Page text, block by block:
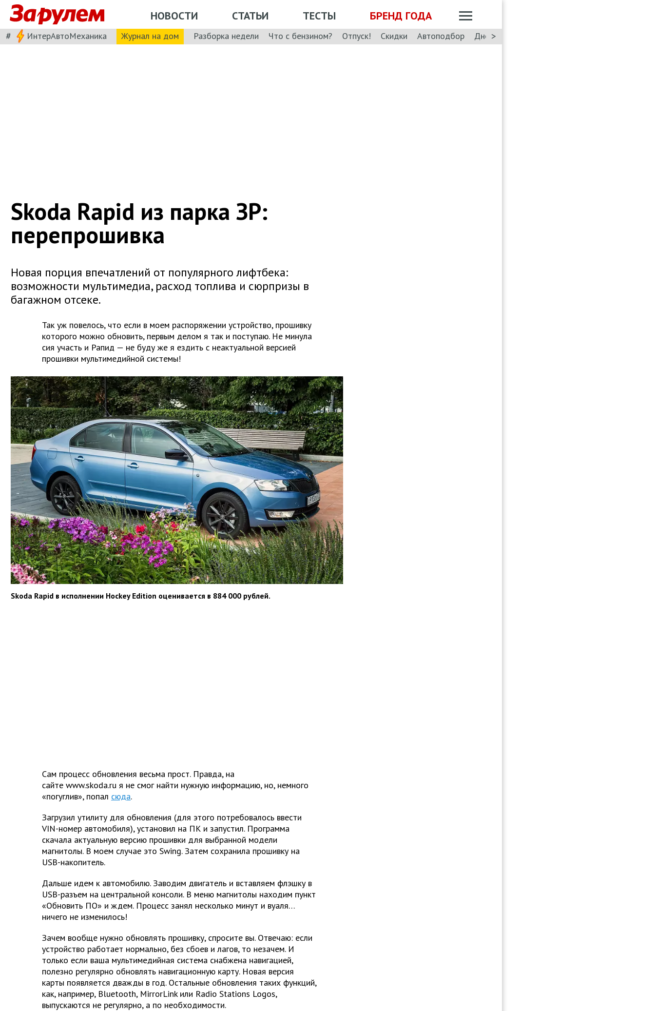
НОВОСТИ СТАТЬИ ТЕСТЫ БРЕНД ГОДА
# ИнтерАвтоМеханика Журнал на дом Разборка недели Что с бензином? Отпуск! Скидки Автоподбор Дневник: Лада Искра
>
Skoda Rapid из парка ЗР:
перепрошивка
Новая порция впечатлений от популярного лифтбека:
возможности мультимедиа, расход топлива и сюрпризы в
багажном отсеке.
Так уж повелось, что если в моем распоряжении устройство, прошивку
которого можно обновить, первым делом я так и поступаю. Не минула
сия участь и Рапид — не буду же я ездить с неактуальной версией
прошивки мультимедийной системы!
Skoda Rapid в исполнении Hockey Edition оценивается в 884 000 рублей.
Сам процесс обновления весьма прост. Правда, на
сайте www.skoda.ru я не смог найти нужную информацию, но, немного
«погуглив», попал сюда.
Загрузил утилиту для обновления (для этого потребовалось ввести
VIN-номер автомобиля), установил на ПК и запустил. Программа
скачала актуальную версию прошивки для выбранной модели
магнитолы. В моем случае это Swing. Затем сохранила прошивку на
USB-накопитель.
Дальше идем к автомобилю. Заводим двигатель и вставляем флэшку в
USB-разъем на центральной консоли. В меню магнитолы находим пункт
«Обновить ПО» и ждем. Процесс занял несколько минут и вуаля…
ничего не изменилось!
Зачем вообще нужно обновлять прошивку, спросите вы. Отвечаю: если
устройство работает нормально, без сбоев и лагов, то незачем. И
только если ваша мультимедийная система снабжена навигацией,
полезно регулярно обновлять навигационную карту. Новая версия
карты появляется дважды в год. Остальные обновления таких функций,
как, например, Bluetooth, MirrorLink или Radio Stations Logos,
выпускаются не регулярно, а по необходимости.